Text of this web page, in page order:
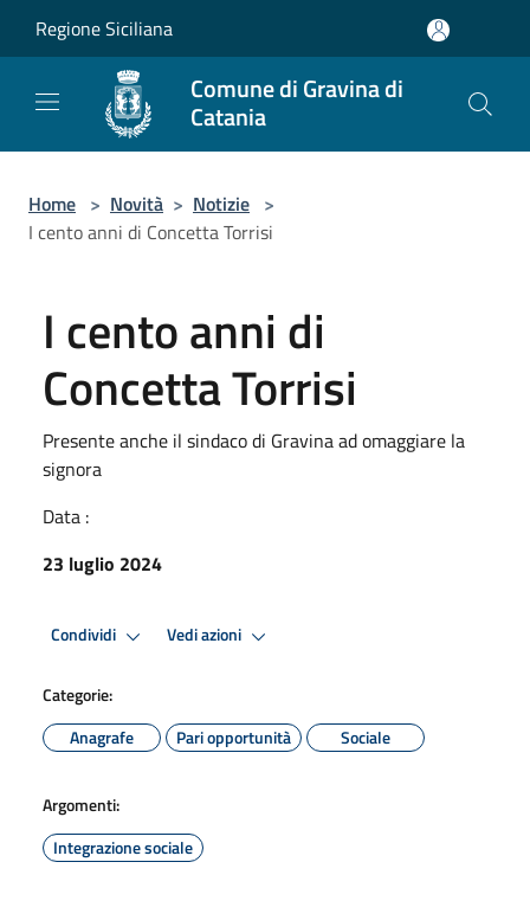
Regione Siciliana
Comune di Gravina di
Catania
Home > Novità > Notizie >
I cento anni di Concetta Torrisi
I cento anni di
Concetta Torrisi
Presente anche il sindaco di Gravina ad omaggiare la
signora
Data :
23 luglio 2024
Condividi Vedi azioni
Categorie:
Anagrafe
Pari opportunità Sociale
Argomenti:
Integrazione sociale